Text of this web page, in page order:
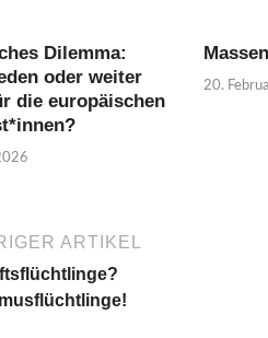
Dilemma:
oder weiter
die europäischen
20.
ARTIKEL